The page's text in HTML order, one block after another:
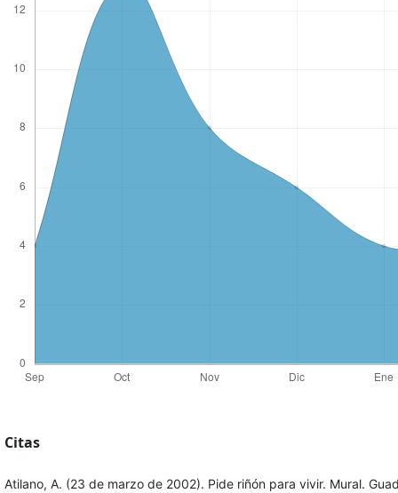
Citas
Atilano, A. (23 de marzo de 2002). Pide riñón para vivir. Mural.